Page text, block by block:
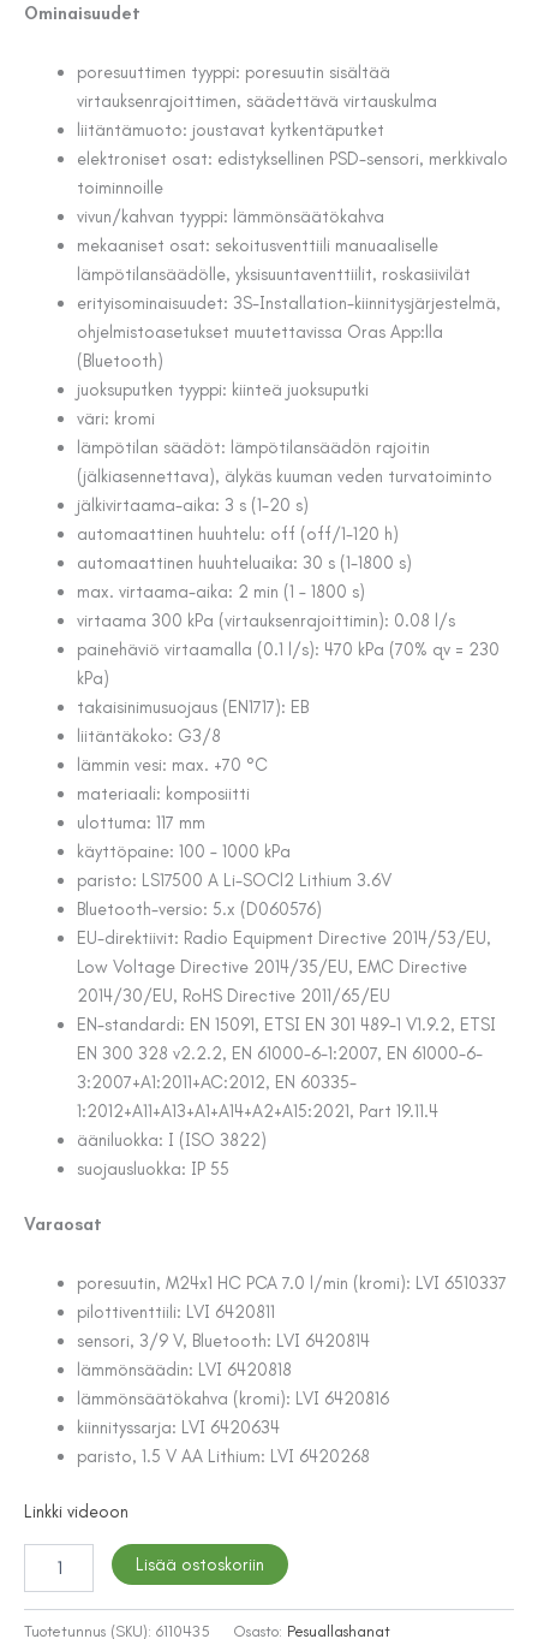
Ominaisuudet
poresuuttimen tyyppi: poresuutin sisältää
virtauksenrajoittimen, säädettävä virtauskulma
liitäntämuoto: joustavat kytkentäputket
elektroniset osat: edistyksellinen PSD-sensori, merkkivalo
toiminnoille
vivun/kahvan tyyppi: lämmönsäätökahva
mekaaniset osat: sekoitusventtiili manuaaliselle
lämpötilansäädölle, yksisuuntaventtiilit, roskasiivilät
erityisominaisuudet: 3S-Installation-kiinnitysjärjestelmä,
ohjelmistoasetukset muutettavissa Oras App:lla
(Bluetooth)
juoksuputken tyyppi: kiinteä juoksuputki
väri: kromi
lämpötilan säädöt: lämpötilansäädön rajoitin
(jälkiasennettava), älykäs kuuman veden turvatoiminto
jälkivirtaama-aika: 3 s (1-20 s)
automaattinen huuhtelu: off (off/1-120 h)
automaattinen huuhteluaika: 30 s (1-1800 s)
max. virtaama-aika: 2 min (1 – 1800 s)
virtaama 300 kPa (virtauksenrajoittimin): 0.08 l/s
painehäviö virtaamalla (0.1 l/s): 470 kPa (70% qv = 230
kPa)
takaisinimusuojaus (EN1717): EB
liitäntäkoko: G3/8
lämmin vesi: max. +70 °C
materiaali: komposiitti
ulottuma: 117 mm
käyttöpaine: 100 – 1000 kPa
paristo: LS17500 A Li-SOCl2 Lithium 3.6V
Bluetooth-versio: 5.x (D060576)
EU-direktiivit: Radio Equipment Directive 2014/53/EU,
Low Voltage Directive 2014/35/EU, EMC Directive
2014/30/EU, RoHS Directive 2011/65/EU
EN-standardi: EN 15091, ETSI EN 301 489-1 V1.9.2, ETSI
EN 300 328 v2.2.2, EN 61000-6-1:2007, EN 61000-6-
3:2007+A1:2011+AC:2012, EN 60335-
1:2012+A11+A13+A1+A14+A2+A15:2021, Part 19.11.4
ääniluokka: I (ISO 3822)
suojausluokka: IP 55
Varaosat
poresuutin, M24x1 HC PCA 7.0 l/min (kromi): LVI 6510337
pilottiventtiili: LVI 6420811
sensori, 3/9 V, Bluetooth: LVI 6420814
lämmönsäädin: LVI 6420818
lämmönsäätökahva (kromi): LVI 6420816
kiinnityssarja: LVI 6420634
paristo, 1.5 V AA Lithium: LVI 6420268
Linkki videoon
PESUALLASHANA
ORAS
ELECTRA
Lisää ostoskoriin
Tuotetunnus (SKU): 6110435 Osasto: Pesuallashanat